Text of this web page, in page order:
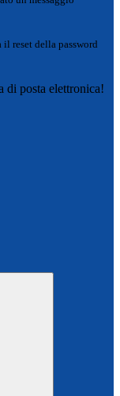
reset della password
di posta elettronica!